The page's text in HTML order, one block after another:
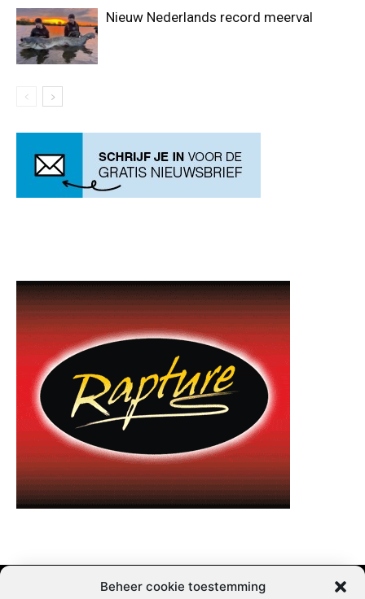
Beheer cookie toestemming
Nieuw Nederlands record meerval